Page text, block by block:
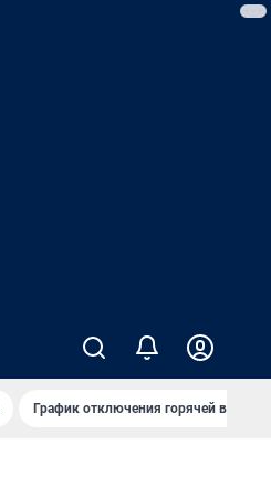
График отключения горячей воды в